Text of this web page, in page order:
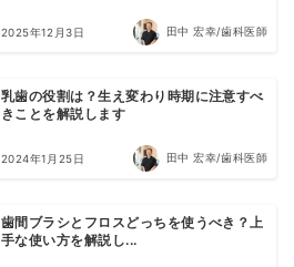
2025年12月3日 田中 宏幸/歯科医師
乳歯の役割は？生え変わり時期に注意すべ
きことを解説します
2024年1月25日 田中 宏幸/歯科医師
歯間ブラシとフロスどっちを使うべき？上
手な使い方を解説し...